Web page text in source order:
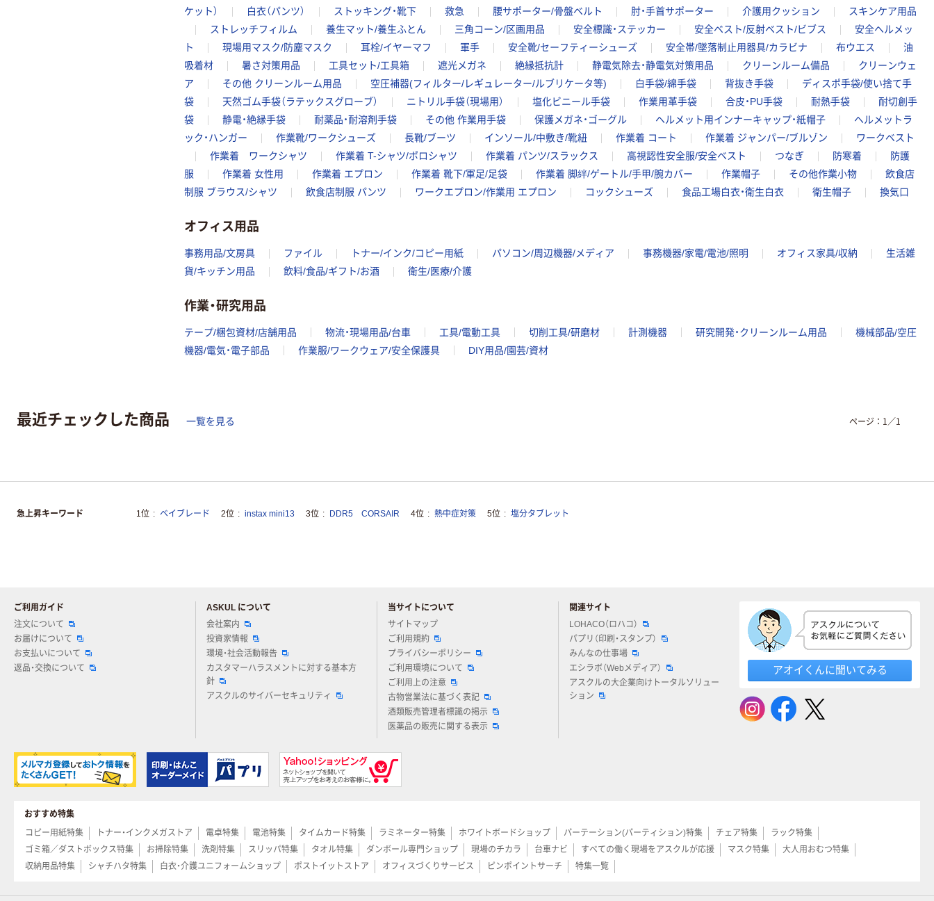
ケット）
白衣（パンツ） ストッキング・靴下 救急 腰サポーター/骨盤ベルト 肘・手首サポーター 介護用クッション
スキンケア用品
ストレッチフィルム
養生マット/養生ふとん 三角コーン/区画用品 安全標識・ステッカー 安全ベスト/反射ベスト/ビブス
安全ヘルメッ
ト
現場用マスク/防塵マスク 耳栓/イヤーマフ 軍手 安全靴/セーフティーシューズ 安全帯/墜落制止用器具/カラビナ 布ウエス
油
吸着材
暑さ対策用品 工具セット/工具箱 遮光メガネ 絶縁抵抗計 静電気除去・静電気対策用品 クリーンルーム備品
クリーンウェ
ア
その他 クリーンルーム用品 空圧補器(フィルター/レギュレーター/ルブリケータ等) 白手袋/綿手袋 背抜き手袋
ディスポ手袋/使い捨て手
袋
天然ゴム手袋（ラテックスグローブ） ニトリル手袋（現場用） 塩化ビニール手袋 作業用革手袋 合皮・PU手袋 耐熱手袋
耐切創手
袋
静電・絶縁手袋 耐薬品・耐溶剤手袋 その他 作業用手袋 保護メガネ・ゴーグル ヘルメット用インナーキャップ・紙帽子
ヘルメットラ
ック・ハンガー
作業靴/ワークシューズ 長靴/ブーツ インソール/中敷き/靴紐 作業着 コート 作業着 ジャンパー/ブルゾン
ワークベスト
作業着 ワークシャツ
作業着 T-シャツ/ポロシャツ 作業着 パンツ/スラックス 高視認性安全服/安全ベスト つなぎ 防寒着
防護
服
作業着 女性用 作業着 エプロン 作業着 靴下/軍足/足袋 作業着 脚絆/ゲートル/手甲/腕カバー 作業帽子 その他作業小物
飲食店
制服 ブラウス/シャツ
飲食店制服 パンツ ワークエプロン/作業用 エプロン コックシューズ 食品工場白衣・衛生白衣 衛生帽子 換気口
オフィス用品
事務用品/文房具 ファイル トナー/インク/コピー用紙 パソコン/周辺機器/メディア 事務機器/家電/電池/照明 オフィス家具/収納
生活雑
貨/キッチン用品
飲料/食品/ギフト/お酒 衛生/医療/介護
作業・研究用品
テープ/梱包資材/店舗用品 物流・現場用品/台車 工具/電動工具 切削工具/研磨材 計測機器 研究開発・クリーンルーム用品
機械部品/空圧
機器/電気・電子部品
作業服/ワークウェア/安全保護具 DIY用品/園芸/資材
最近チェックした商品 一覧を見る ページ： 1 ／1
急上昇キーワード 1位 ベイブレード 2位 instax mini13 3位 DDR5 CORSAIR 4位 熱中症対策 5位 塩分タブレット
ご利用ガイド
注文について
お届けについて
お支払いについて
返品・交換について
ASKUL について
会社案内
投資家情報
環境・社会活動報告
カスタマーハラスメントに対する基本方
針
アスクルのサイバーセキュリティ
当サイトについて
サイトマップ
ご利用規約
プライバシーポリシー
ご利用環境について
ご利用上の注意
古物営業法に基づく表記
酒類販売管理者標識の掲示
医薬品の販売に関する表示
関連サイト
LOHACO（ロハコ）
パプリ（印刷・スタンプ）
みんなの仕事場
エシラボ（Webメディア）
アスクルの大企業向けトータルソリュー
ション
アオイくんに聞いてみる
おすすめ特集
コピー用紙特集
トナー・インクメガストア 電卓特集 電池特集 タイムカード特集 ラミネーター特集 ホワイトボードショップ パーテーション(パーティション)特集 チェア特集
ラック特集
ゴミ箱／ダストボックス特集
お掃除特集 洗剤特集 スリッパ特集 タオル特集 ダンボール専門ショップ 現場のチカラ 台車ナビ すべての働く現場をアスクルが応援 マスク特集
大人用おむつ特集
収納用品特集
シャチハタ特集 白衣・介護ユニフォームショップ ポストイットストア オフィスづくりサービス ピンポイントサーチ 特集一覧